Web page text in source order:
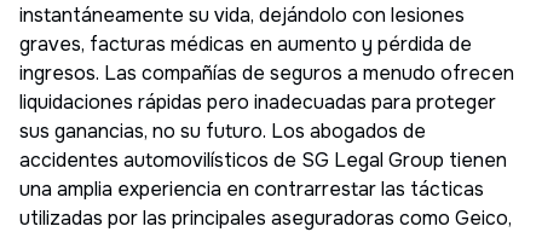
instantáneamente su vida, dejándolo con lesiones
graves, facturas médicas en aumento y pérdida de
ingresos. Las compañías de seguros a menudo ofrecen
liquidaciones rápidas pero inadecuadas para proteger
sus ganancias, no su futuro. Los abogados de
accidentes automovilísticos de SG Legal Group tienen
una amplia experiencia en contrarrestar las tácticas
utilizadas por las principales aseguradoras como Geico,